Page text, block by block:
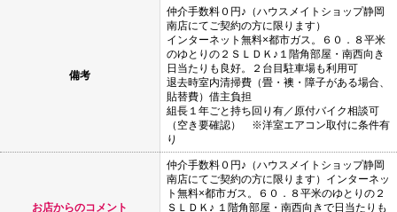
備考
仲介手数料０円♪（ハウスメイトショップ静岡
南店にてご契約の方に限ります）
インターネット無料×都市ガス。６０．８平米
のゆとりの２ＳＬＤＫ♪１階角部屋・南西向き
日当たりも良好。２台目駐車場も利用可
退去時室内清掃費（畳・襖・障子がある場合、
貼替費）借主負担
組長１年ごと持ち回り有／原付バイク相談可
（空き要確認） ※洋室エアコン取付に条件有
り
お店からのコメント
仲介手数料０円♪（ハウスメイトショップ静岡
南店にてご契約の方に限ります）インターネッ
ト無料×都市ガス。６０．８平米のゆとりの２
ＳＬＤＫ♪ １階角部屋・南西向きで日当たりも